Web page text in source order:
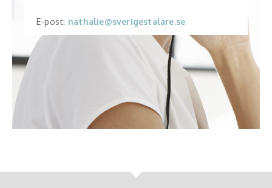
E-post: nathalie@sverigestalare.se